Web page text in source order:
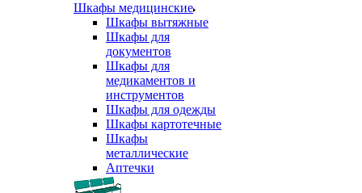
Шкафы медицинские
Шкафы вытяжные
Шкафы для
документов
Шкафы для
медикаментов и
инструментов
Шкафы для одежды
Шкафы картотечные
Шкафы
металлические
Аптечки